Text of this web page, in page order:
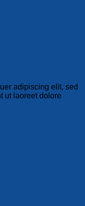
adipiscing elit, sed
ut laoreet dolore